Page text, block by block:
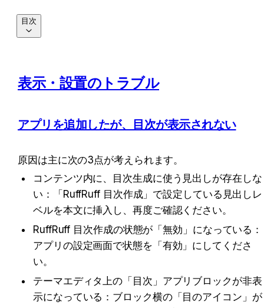
表示・設置のトラブル
アプリを追加したが、目次が表示されない
原因は主に次の3点が考えられます。
コンテンツ内に、目次生成に使う見出しが存在しな
い：「RuffRuff 目次作成」で設定している見出しレ
ベルを本文に挿入し、再度ご確認ください。
RuffRuff 目次作成の状態が「無効」になっている：
アプリの設定画面で状態を「有効」にしてくださ
い。
テーマエディタ上の「目次」アプリブロックが非表
示になっている：ブロック横の「目のアイコン」が
目次